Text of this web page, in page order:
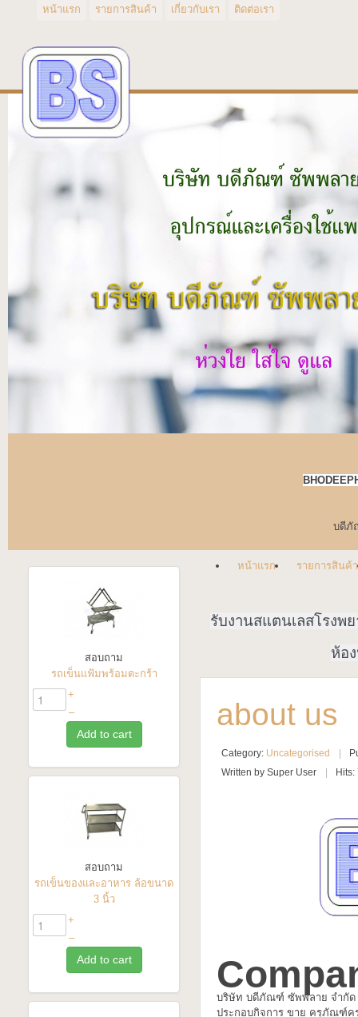
หน้าแรก รายการสินค้า เกี่ยวกับเรา ติดต่อเรา
บดีภั
สอบถาม
รถเข็นแฟ้มพร้อมตะกร้า
+
–
Add to cart
สอบถาม
รถเข็นของและอาหาร ล้อขนาด
3 นิ้ว
+
–
Add to cart
หน้าแรก รายการสินค้า
รับงานสแตนเลสโรงพ
ห้อง
about us
Category: Uncategorised
Written by Super User
บริษัท บดีภัณฑ์ ซัพพลาย จำกัด
ประกอบกิจการ ขาย ครุภัณฑ์ค